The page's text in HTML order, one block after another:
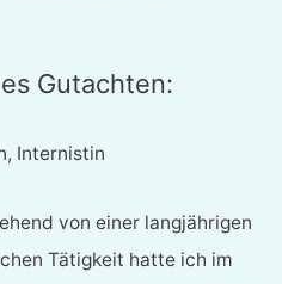
Gutachten:
Internistin
von einer langjährigen
Tätigkeit hatte ich im